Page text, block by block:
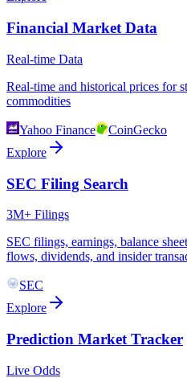
Financial Market Data
Real-time Data
Real-time and historical prices for
commodities
Yahoo Finance
CoinGecko
Explore
SEC Filing Search
3M+ Filings
SEC filings, earnings, balance
flows, dividends, and insider
SEC
Explore
Prediction Market Tracker
Live Odds